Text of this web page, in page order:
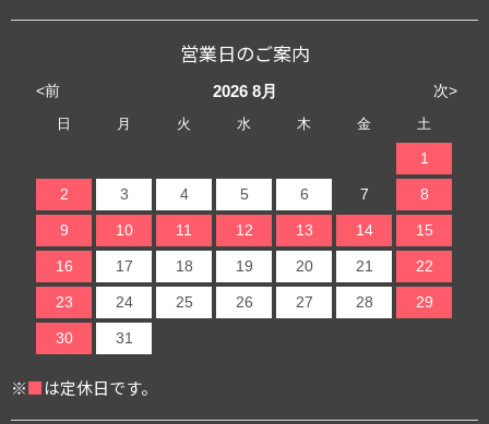
営業日のご案内
<前 次>
2026 8月
日 月 火 水 木 金 土
1
2 3 4 5 6 7 8
9 10 11 12 13 14 15
16 17 18 19 20 21 22
23 24 25 26 27 28 29
30 31
※■は定休日です。